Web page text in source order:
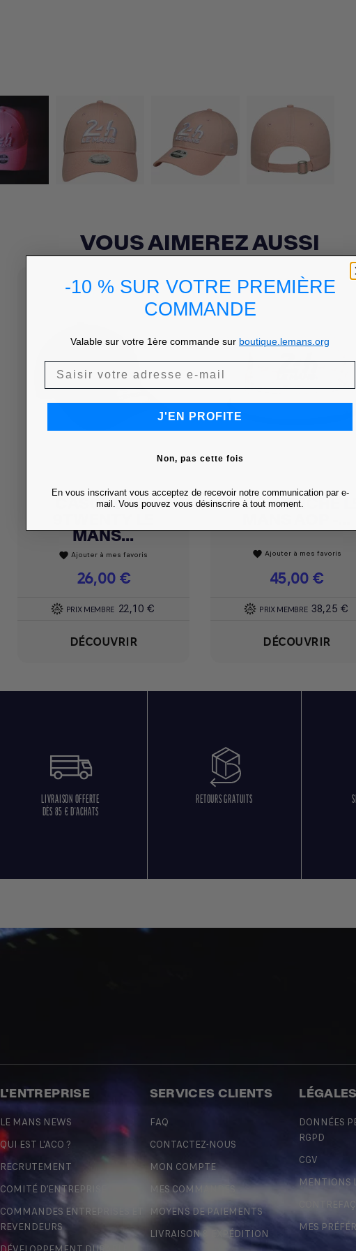
VOUS AIMEREZ AUSSI
Achat express
CASQUETTE
MANS...
favorite Ajouter à mes favoris
Prix
26,00 €
PRIX MEMBRE 22,10 €
DÉCOUVRIR
Achat express
BOB AFFICHE
favorite Ajouter à mes favoris
Prix
45,00 €
PRIX MEMBRE 38,25 €
DÉCOUVRIR
LIVRAISON OFFERTE
DÈS 85 € D'ACHATS
RETOURS GRATUITS
L'ENTREPRISE
LE MANS NEWS
QUI EST L'ACO ?
RECRUTEMENT
COMITÉ D'ENTREPRISE
COMMANDES ENTREPRISES ET
REVENDEURS
SERVICES CLIENTS
FAQ
CONTACTEZ-NOUS
MON COMPTE
MES COMMANDES
MOYENS DE PAIEMENTS
LIVRAISON & EXPÉDITION
DONNÉES
RGPD
CGV
MENTIONS
MES
-10 % SUR VOTRE PREMIÈRE
COMMANDE
Valable sur votre 1ère commande sur boutique.lemans.org
J'EN PROFITE
Non, pas cette fois
En vous inscrivant vous acceptez de recevoir notre communication par e-
mail. Vous pouvez vous désinscrire à tout moment.